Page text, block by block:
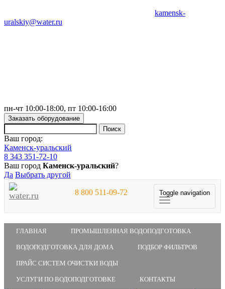
kamensk-
uralskiy@water.ru
пн-чт 10:00-18:00, пт 10:00-16:00
Заказать оборудование
Ваш город:
Каменск-уральский
8 343 351-72-10
Ваш город Каменск-уральский?
Да Выбрать другой
Toggle navigation
8 800 511-09-72
ГЛАВНАЯ ПРОМЫШЛЕННАЯ ВОДОПОДГОТОВКА
ВОДОПОДГОТОВКА ДЛЯ ДОМА ПОДБОР ФИЛЬТРОВ
ПРАЙС СИСТЕМ ОЧИСТКИ ВОДЫ
УСЛУГИ ПО ВОДОПОДГОТОВКЕ КОНТАКТЫ